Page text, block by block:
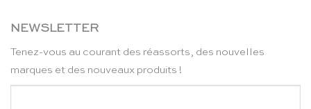
NEWSLETTER
Tenez-vous au courant des réassorts, des nouvelles
marques et des nouveaux produits !